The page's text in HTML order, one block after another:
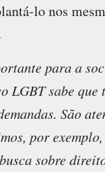
lo nos
para a
LGBT sabe que
São
por
sobre